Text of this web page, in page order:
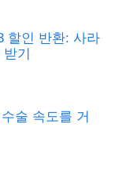
할인 반환: 사라
기
술 속도를 거